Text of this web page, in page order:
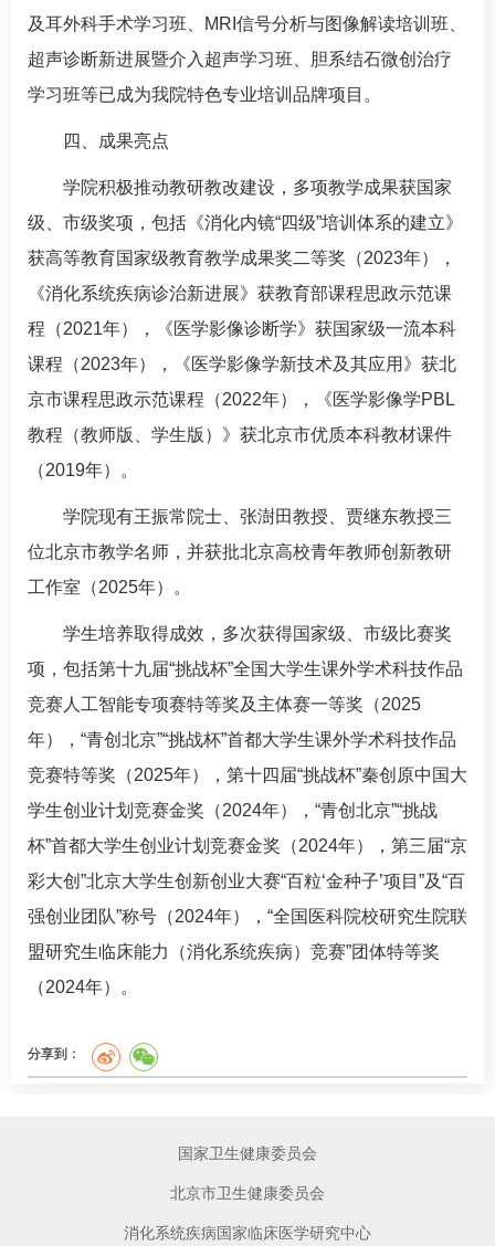
及耳外科手术学习班、MRI信号分析与图像解读培训班、
超声诊断新进展暨介入超声学习班、胆系结石微创治疗
学习班等已成为我院特色专业培训品牌项目。
四、成果亮点
学院积极推动教研教改建设，多项教学成果获国家
级、市级奖项，包括《消化内镜“四级”培训体系的建立》
获高等教育国家级教育教学成果奖二等奖（2023年），
《消化系统疾病诊治新进展》获教育部课程思政示范课
程（2021年），《医学影像诊断学》获国家级一流本科
课程（2023年），《医学影像学新技术及其应用》获北
京市课程思政示范课程（2022年），《医学影像学PBL
教程（教师版、学生版）》获北京市优质本科教材课件
（2019年）。
学院现有王振常 院士、 张澍田教授、 贾继东教授三
位北京市教学名师，并获批北京高校青年教师创新教研
工作室（2025年）。
学生培养取得成效，多次获得国家级、市级比赛奖
项，包括第十九届“挑战杯”全国大学生课外学术科技作品
竞赛人工智能专项赛特等奖及主体赛一等奖（2025
年），“青创北京”“挑战杯”首都大学生课外学术科技作品
竞赛特等奖（2025年），第十四届“挑战杯”秦创原中国大
学生创业计划竞赛金奖（2024年），“青创北京”“挑战
杯”首都大学生创业计划竞赛金奖（2024年），第三届“京
彩大创”北京大学生创新创业大赛“百粒‘金种子’项目”及“百
强创业团队”称号（2024年），“全国医科院校研究生院联
盟研究生临床能力（消化系统疾病）竞赛”团体特等奖
（2024年）。
分享到：
国家卫生健康委员会
北京市卫生健康委员会
消化系统疾病国家临床医学研究中心